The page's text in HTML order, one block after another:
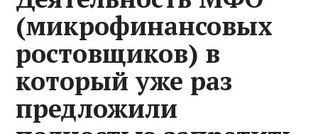
(микрофинансовых
ростовщиков) в
который уже раз
предложили